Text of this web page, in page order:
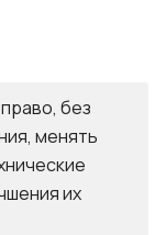
без
менять
их